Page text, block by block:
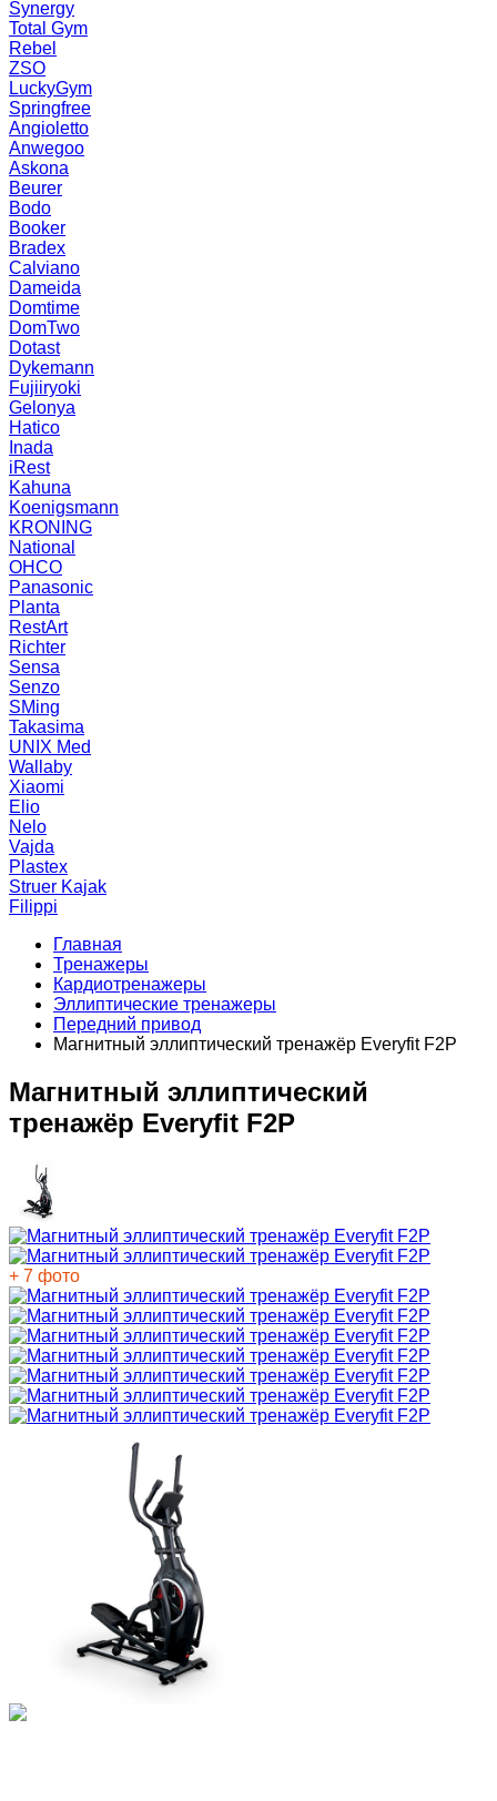
Synergy
Total Gym
Rebel
ZSO
LuckyGym
Springfree
Angioletto
Anwegoo
Askona
Beurer
Bodo
Booker
Bradex
Calviano
Dameida
Domtime
DomTwo
Dotast
Dykemann
Fujiiryoki
Gelonya
Hatico
Inada
iRest
Kahuna
Koenigsmann
KRONING
National
OHCO
Panasonic
Planta
RestArt
Richter
Sensa
Senzo
SMing
Takasima
UNIX Med
Wallaby
Xiaomi
Elio
Nelo
Vajda
Plastex
Struer Kajak
Filippi
Главная
Тренажеры
Кардиотренажеры
Эллиптические тренажеры
Передний привод
Магнитный эллиптический тренажёр Everyfit F2P
Магнитный эллиптический
тренажёр Everyfit F2P
+ 7 фото